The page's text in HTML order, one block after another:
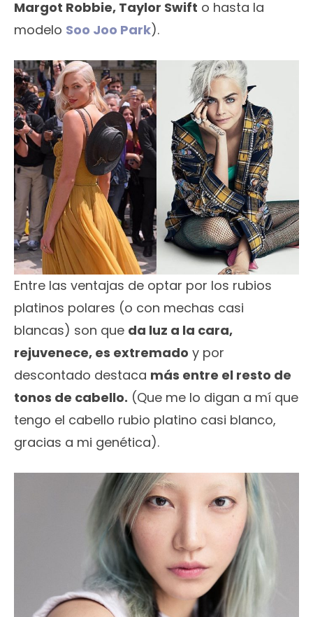
Margot Robbie, Taylor Swift o hasta la
modelo Soo Joo Park).
Entre las ventajas de optar por los rubios
platinos polares (o con mechas casi
blancas) son que da luz a la cara,
rejuvenece, es extremado y por
descontado destaca más entre el resto de
tonos de cabello. (Que me lo digan a mí que
tengo el cabello rubio platino casi blanco,
gracias a mi genética).